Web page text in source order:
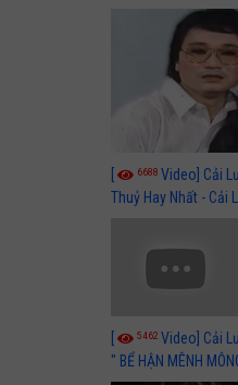
6688 Video] Cải
Thuỷ Hay Nhất - Cải
5462 Video] Cải
" BỂ HẬN MÊNH